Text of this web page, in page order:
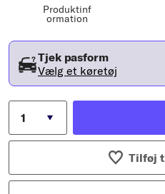
Produktinf
ormation
Tjek pasform
Vælg et køretøj
Tilføj